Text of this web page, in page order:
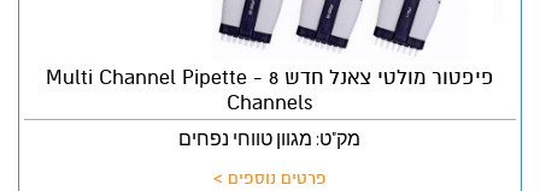
פיפטור מולטי צאנל חדש Multi Channel Pipette - 8
Channels
מק"ט: מגוון טווחי נפחים
פרטים נוספים >